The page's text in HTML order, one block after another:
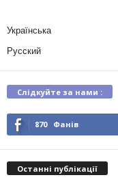
Українська
Русский
Слідкуйте за нами :
870 Фанів
Останні публікації